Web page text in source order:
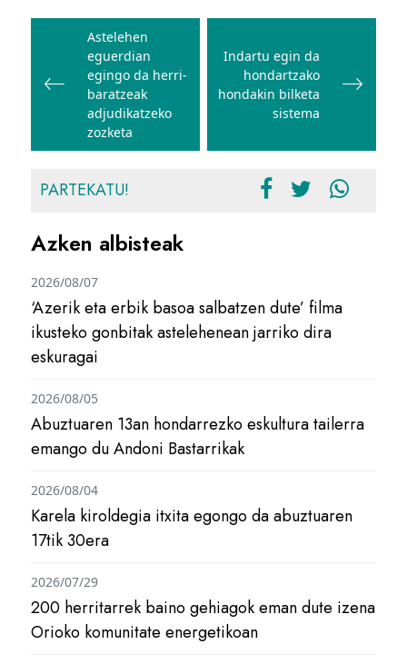
Bidalketetan
zehar
nabigatu
Astelehen
eguerdian
egingo da herri-
baratzeak
adjudikatzeko
zozketa
Indartu egin da
hondartzako
hondakin bilketa
sistema
PARTEKATU!
Azken albisteak
‘Azerik eta erbik basoa salbatzen dute’ filma
ikusteko gonbitak astelehenean jarriko dira
eskuragai
2026/08/07
Abuztuaren 13an hondarrezko eskultura tailerra
emango du Andoni Bastarrikak
2026/08/05
Karela kiroldegia itxita egongo da abuztuaren
17tik 30era
2026/08/04
200 herritarrek baino gehiagok eman dute izena
Orioko komunitate energetikoan
2026/07/29